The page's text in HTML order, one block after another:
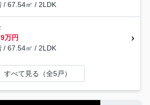
/ 67.54㎡ / 2LDK
万円
/ 67.54㎡ / 2LDK
すべて見る（全5戸）